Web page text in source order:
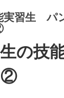
実習生 パ
の技
②